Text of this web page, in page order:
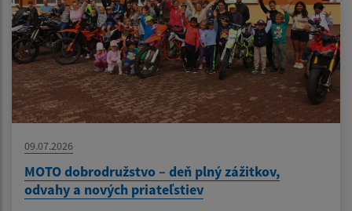
09.07.2026
MOTO dobrodružstvo – deň plný zážitkov,
odvahy a nových priateľstiev